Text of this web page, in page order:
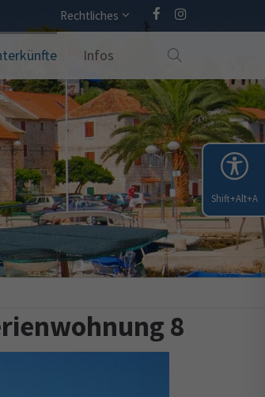
Rechtliches
Infos
8
Shift+Alt+A